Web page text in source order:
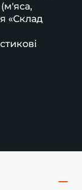
«Склад